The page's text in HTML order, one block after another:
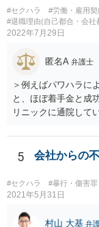
様々な事情のヒアリ
方針の検討も含め、
ます。
#セクハラ #労働・雇用契
#退職理由(自己都合・会社
2022年7月29日
匿名A 弁護士
＞例えばパワハラに
と、ほぼ着手金と成
リニックに通院して
万が一、慰謝料請求
かと思いますが、
5 会社からの
#セクハラ #暴行・傷害罪
2021年5月31日
村山 大基 弁